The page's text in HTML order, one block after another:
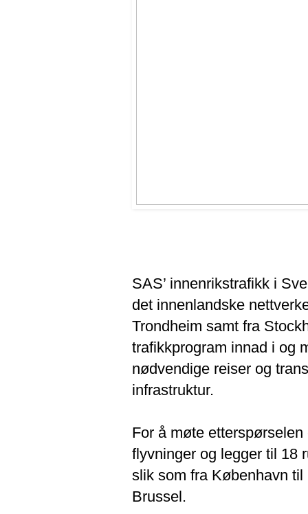
SAS’ innenrikstrafikk i
det innenlandske
Trondheim samt fra
trafikkprogram innad i og
nødvendige reiser og
infrastruktur.
For å møte
flyvninger og legger til 18
slik som fra København
Brussel.